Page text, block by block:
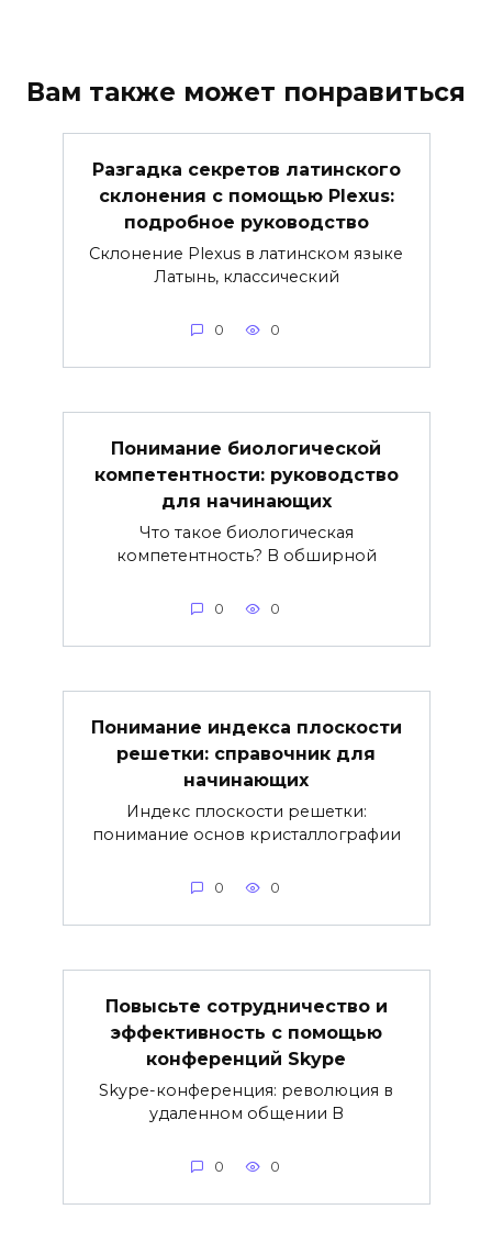
Вам также может понравиться
Разгадка секретов латинского
склонения с помощью Plexus:
подробное руководство
Склонение Plexus в латинском языке
Латынь, классический
0 0
Понимание биологической
компетентности: руководство
для начинающих
Что такое биологическая
компетентность? В обширной
0 0
Понимание индекса плоскости
решетки: справочник для
начинающих
Индекс плоскости решетки:
понимание основ кристаллографии
0 0
Повысьте сотрудничество и
эффективность с помощью
конференций Skype
Skype-конференция: революция в
удаленном общении В
0 0